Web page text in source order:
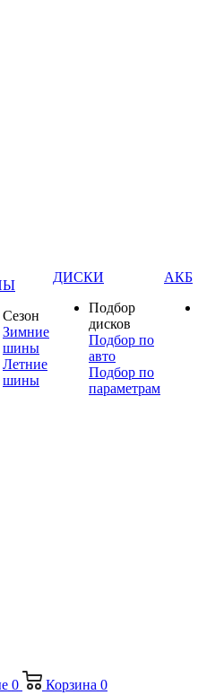
Сезон
Зимние
шины
Летние
шины
ДИСКИ
Подбор
дисков
Подбор по
авто
Подбор по
параметрам
АКБ
0 Корзина 0